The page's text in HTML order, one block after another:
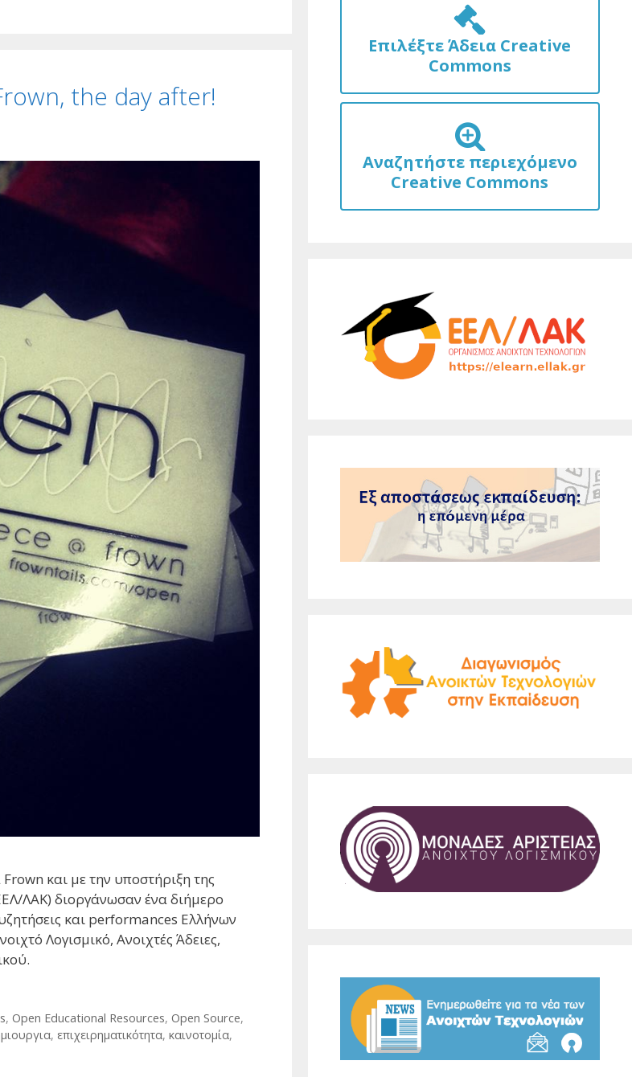
the day after!
και με την υποστήριξη της
ΛΑΚ) διοργάνωσαν ένα διήμερο
και performances Ελλήνων
Λογισμικό, Ανοιχτές Άδειες,
, Open Educational Resources, Open Source,
, επιχειρηματικότητα, καινοτομία,
Επιλέξτε Άδεια Creative
Commons
Αναζητήστε περιεχόμενο
Creative Commons